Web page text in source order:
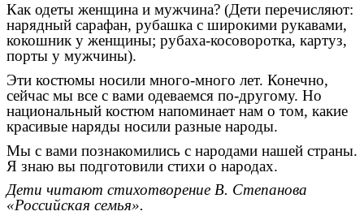
Как одеты женщина и мужчина? (Дети перечисляют:
нарядный сарафан, рубашка с широкими рукавами,
кокошник у женщины; рубаха-косоворотка, картуз,
порты у мужчины).
Эти костюмы носили много-много лет. Конечно,
сейчас мы все с вами одеваемся по-другому. Но
национальный костюм напоминает нам о том, какие
красивые наряды носили разные народы.
Мы с вами познакомились с народами нашей страны.
Я знаю вы подготовили стихи о народах.
Дети читают стихотворение В. Степанова
«Российская семья».